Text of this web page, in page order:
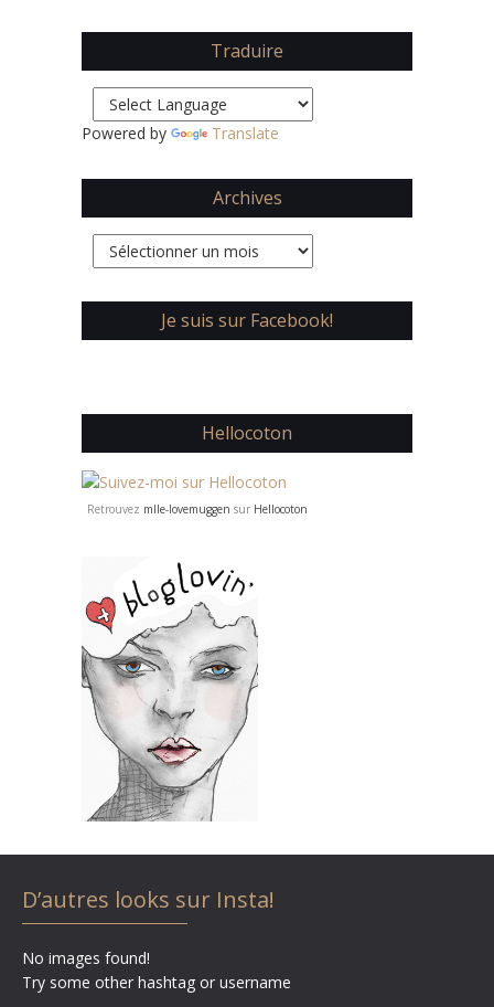
Traduire
Powered by Translate
Archives
Archives
Je suis sur Facebook!
Hellocoton
Retrouvez mlle-lovemuggen sur Hellocoton
D’autres looks sur Insta!
No images found!
Try some other hashtag or username